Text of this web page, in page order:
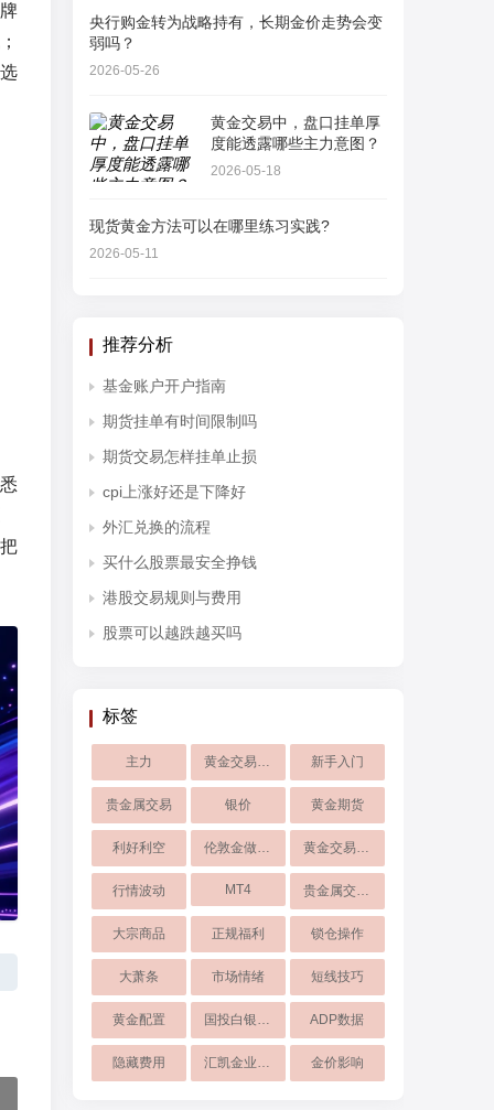
央行购金转为战略持有，长期金价走势会变
弱吗？
2026-05-26
黄金交易中，盘口挂单厚
度能透露哪些主力意图？
2026-05-18
现货黄金方法可以在哪里练习实践?
2026-05-11
推荐分析
基金账户开户指南
期货挂单有时间限制吗
期货交易怎样挂单止损
cpi上涨好还是下降好
外汇兑换的流程
买什么股票最安全挣钱
港股交易规则与费用
股票可以越跌越买吗
标签
主力 黄金交易时间 新手入门
贵金属交易 银价 黄金期货
利好利空 伦敦金做空操作 黄金交易平台
行情波动 MT4 贵金属交易软件
大宗商品 正规福利 锁仓操作
大萧条 市场情绪 短线技巧
黄金配置 国投白银LOF ADP数据
隐藏费用 汇凯金业入金流程 金价影响